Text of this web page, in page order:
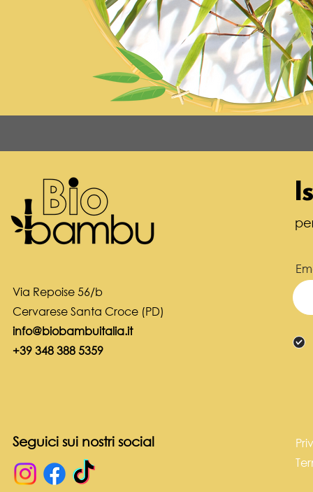
Via Repoise 56/b
Cervarese Santa Croce (PD)
info@biobambuitalia.it
+39 348 388 5359
Seguici sui nostri social